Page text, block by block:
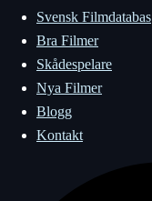
Svensk Filmdatabas
Bra Filmer
Skådespelare
Nya Filmer
Blogg
Kontakt